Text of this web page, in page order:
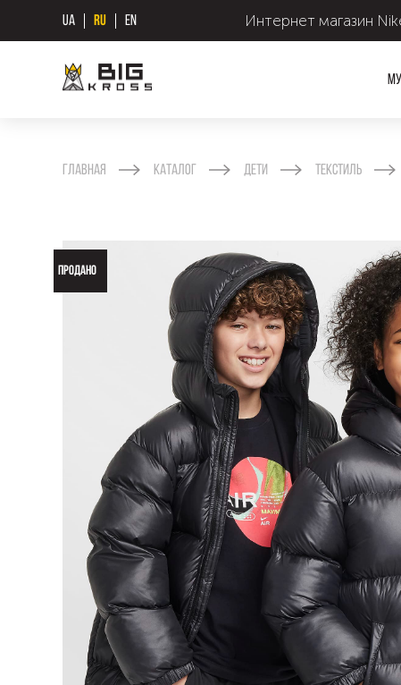
UA RU EN Интернет магазин
Главная Каталог Дети Текстиль
ПРОДАНО